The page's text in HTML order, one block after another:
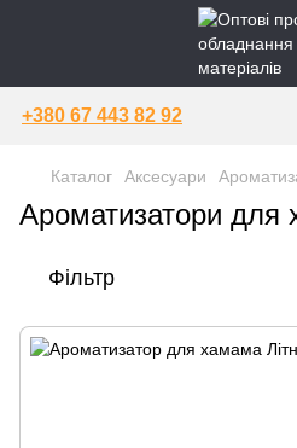
+380 67 443 82 92
Каталог Аксесуари
Ароматизатори для
Фільтр